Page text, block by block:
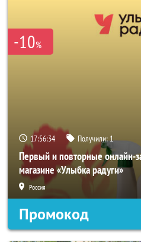
-10%
17:56:32 Получили:1
Первый и повторные онлайн-
магазине «Улыбка радуги»
Россия
Промокод